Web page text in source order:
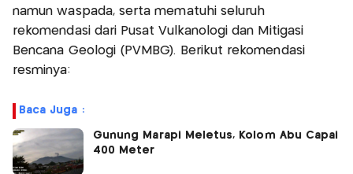
namun waspada, serta mematuhi seluruh
rekomendasi dari Pusat Vulkanologi dan Mitigasi
Bencana Geologi (PVMBG). Berikut rekomendasi
resminya:
Baca Juga :
Gunung Marapi Meletus, Kolom Abu Capai
400 Meter